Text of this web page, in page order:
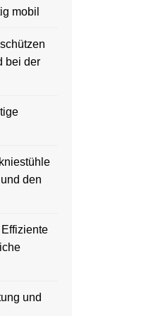
mobil
bei der
den
und